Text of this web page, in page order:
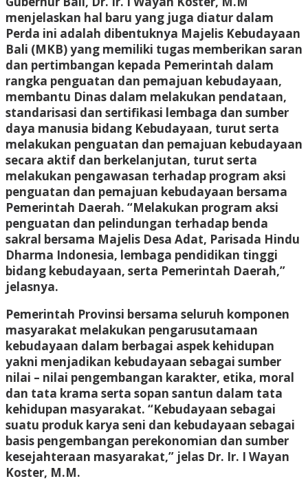
menjelaskan hal baru yang juga diatur dalam
Perda ini adalah dibentuknya Majelis Kebudayaan
Bali (MKB) yang memiliki tugas memberikan saran
dan pertimbangan kepada Pemerintah dalam
rangka penguatan dan pemajuan kebudayaan,
membantu Dinas dalam melakukan pendataan,
standarisasi dan sertifikasi lembaga dan sumber
daya manusia bidang Kebudayaan, turut serta
melakukan penguatan dan pemajuan kebudayaan
secara aktif dan berkelanjutan, turut serta
melakukan pengawasan terhadap program aksi
penguatan dan pemajuan kebudayaan bersama
Pemerintah Daerah. “Melakukan program aksi
penguatan dan pelindungan terhadap benda
sakral bersama Majelis Desa Adat, Parisada Hindu
Dharma Indonesia, lembaga pendidikan tinggi
bidang kebudayaan, serta Pemerintah Daerah,”
jelasnya.
Pemerintah Provinsi bersama seluruh komponen
masyarakat melakukan pengarusutamaan
kebudayaan dalam berbagai aspek kehidupan
yakni menjadikan kebudayaan sebagai sumber
nilai – nilai pengembangan karakter, etika, moral
dan tata krama serta sopan santun dalam tata
kehidupan masyarakat. “Kebudayaan sebagai
suatu produk karya seni dan kebudayaan sebagai
basis pengembangan perekonomian dan sumber
kesejahteraan masyarakat,” jelas Dr. Ir. I Wayan
Koster, M.M.